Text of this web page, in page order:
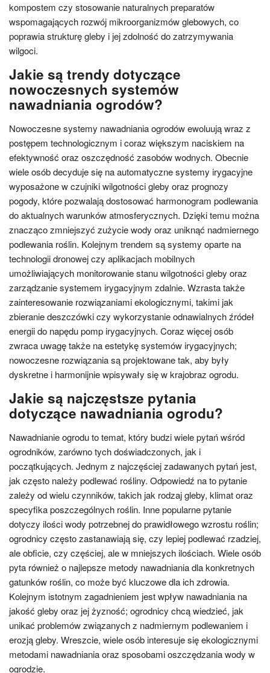
kompostem czy stosowanie naturalnych preparatów
wspomagających rozwój mikroorganizmów glebowych, co
poprawia strukturę gleby i jej zdolność do zatrzymywania
wilgoci.
Jakie są trendy dotyczące
nowoczesnych systemów
nawadniania ogrodów?
Nowoczesne systemy nawadniania ogrodów ewoluują wraz z
postępem technologicznym i coraz większym naciskiem na
efektywność oraz oszczędność zasobów wodnych. Obecnie
wiele osób decyduje się na automatyczne systemy irygacyjne
wyposażone w czujniki wilgotności gleby oraz prognozy
pogody, które pozwalają dostosować harmonogram podlewania
do aktualnych warunków atmosferycznych. Dzięki temu można
znacząco zmniejszyć zużycie wody oraz uniknąć nadmiernego
podlewania roślin. Kolejnym trendem są systemy oparte na
technologii dronowej czy aplikacjach mobilnych
umożliwiających monitorowanie stanu wilgotności gleby oraz
zarządzanie systemem irygacyjnym zdalnie. Wzrasta także
zainteresowanie rozwiązaniami ekologicznymi, takimi jak
zbieranie deszczówki czy wykorzystanie odnawialnych źródeł
energii do napędu pomp irygacyjnych. Coraz więcej osób
zwraca uwagę także na estetykę systemów irygacyjnych;
nowoczesne rozwiązania są projektowane tak, aby były
dyskretne i harmonijnie wpisywały się w krajobraz ogrodu.
Jakie są najczęstsze pytania
dotyczące nawadniania ogrodu?
Nawadnianie ogrodu to temat, który budzi wiele pytań wśród
ogrodników, zarówno tych doświadczonych, jak i
początkujących. Jednym z najczęściej zadawanych pytań jest,
jak często należy podlewać rośliny. Odpowiedź na to pytanie
zależy od wielu czynników, takich jak rodzaj gleby, klimat oraz
specyfika poszczególnych roślin. Inne popularne pytanie
dotyczy ilości wody potrzebnej do prawidłowego wzrostu roślin;
ogrodnicy często zastanawiają się, czy lepiej podlewać rzadziej,
ale obficie, czy częściej, ale w mniejszych ilościach. Wiele osób
pyta również o najlepsze metody nawadniania dla konkretnych
gatunków roślin, co może być kluczowe dla ich zdrowia.
Kolejnym istotnym zagadnieniem jest wpływ nawadniania na
jakość gleby oraz jej żyzność; ogrodnicy chcą wiedzieć, jak
unikać problemów związanych z nadmiernym podlewaniem i
erozją gleby. Wreszcie, wiele osób interesuje się ekologicznymi
metodami nawadniania oraz sposobami oszczędzania wody w
ogrodzie.